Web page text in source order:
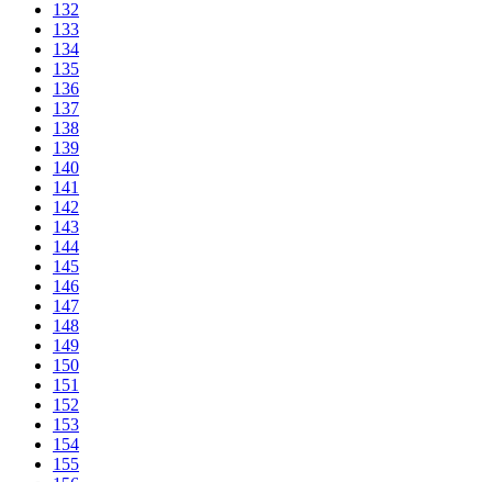
132
133
134
135
136
137
138
139
140
141
142
143
144
145
146
147
148
149
150
151
152
153
154
155